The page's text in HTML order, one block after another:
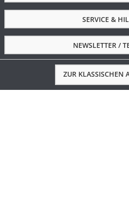
SERVICE &
NEWSLETTER /
ZUR KLASSISCHEN